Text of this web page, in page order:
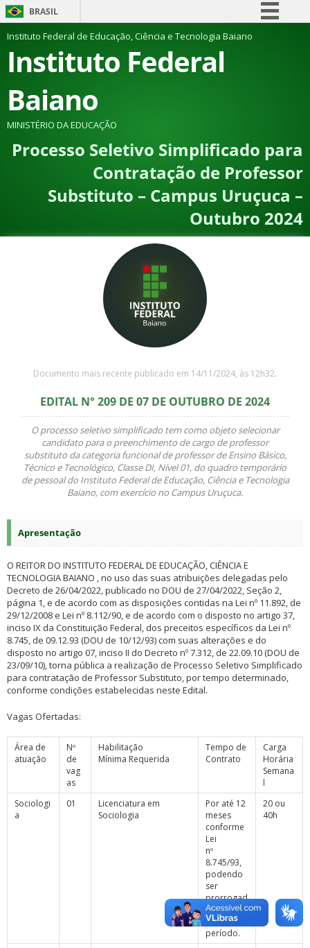
BRASIL
Simplifique!
Comunica BR
Canais
Instituto Federal de Educação, Ciência e Tecnologia Baiano
Instituto Federal
Baiano
MINISTÉRIO DA EDUCAÇÃO
Processo Seletivo Simplificado para
Contratação de Professor
Substituto – Campus Uruçuca –
Outubro 2024
Documento mais recente publicado em 14/11/2024, às 12h32.
EDITAL N° 209 DE 07 DE OUTUBRO DE 2024
O processo seletivo simplificado tem como objeto selecionar
candidato para o preenchimento de cargo de professor
substituto da categoria funcional de professor de Ensino Básico,
Técnico e Tecnológico, Classe DI, Nível 01, do quadro temporário
de pessoal do Instituto Federal de Educação, Ciência e Tecnologia
Baiano, com exercício no Campus Uruçuca.
Apresentação
O REITOR DO INSTITUTO FEDERAL DE EDUCAÇÃO, CIÊNCIA E
TECNOLOGIA BAIANO , no uso das suas atribuições delegadas pelo
Decreto de 26/04/2022, publicado no DOU de 27/04/2022, Seção 2,
página 1, e de acordo com as disposições contidas na Lei nº 11.892, de
29/12/2008 e Lei nº 8.112/90, e de acordo com o disposto no artigo 37,
inciso IX da Constituição Federal, dos preceitos específicos da Lei nº
8.745, de 09.12.93 (DOU de 10/12/93) com suas alterações e do
disposto no artigo 07, inciso II do Decreto nº 7.312, de 22.09.10 (DOU de
23/09/10), torna pública a realização de Processo Seletivo Simplificado
para contratação de Professor Substituto, por tempo determinado,
conforme condições estabelecidas neste Edital.
Vagas Ofertadas:
Área de
atuação
Nº
de
vag
as
Habilitação
Mínima Requerida
Tempo de
Contrato
Carga
Horária
Semana
l
Sociologi
a
01
Licenciatura em
Sociologia
Por até 12
meses
conforme
Lei
nº
8.745/93,
podendo
ser
prorrogad
o
por igual
período.
20 ou
40h